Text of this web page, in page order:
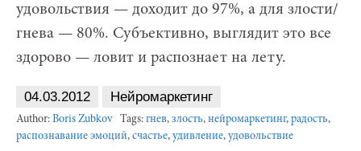
удовольствия — доходит до 97%, а для злости/
гнева — 80%. Субъективно, выглядит это все
здорово — ловит и распознает на лету.
04.03.2012 Нейромаркетинг
Author: Boris Zubkov Tags: гнев, злость, нейромаркетинг, радость,
распознавание эмоций, счастье, удивление, удовольствие